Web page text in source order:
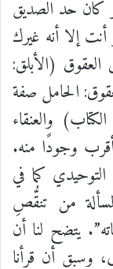
كان حدُّ الصديق
إلا أنه غيرك
(الأبلق:
الحامل صفة
والعنقاء
وجودًا منه.
كما في
من تنقُّصِ
يتضح لنا أن
وسبق أن قرأنا